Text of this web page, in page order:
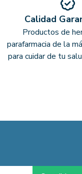
Calidad
Productos de
parafarmacia de la
para cuidar de tu